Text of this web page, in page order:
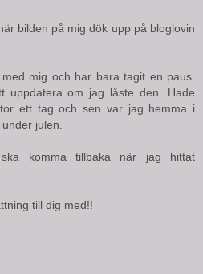
bilden på mig dök upp på bloglovin
mig och har bara tagit en paus.
uppdatera om jag låste den. Hade
ett tag och sen var jag hemma i
julen.
komma tillbaka när jag hittat
till dig med!!